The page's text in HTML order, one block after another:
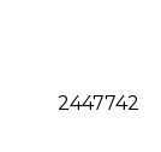
2447742